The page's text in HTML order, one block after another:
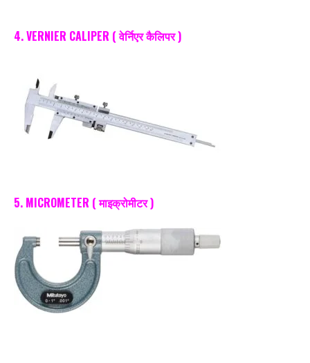
4. VERNIER CALIPER ( वेर्निएर कैलिपर )
5. MICROMETER ( माइक्रोमीटर )